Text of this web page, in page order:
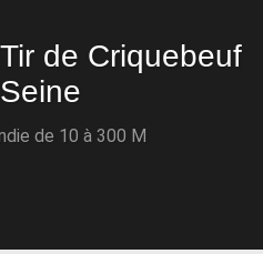
de Criquebeuf
de 10 à 300 M